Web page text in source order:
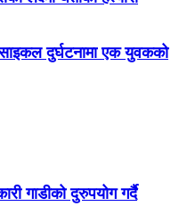
दुर्घटनामा एक युवकको
गाडीको दुरुपयोग गर्दै